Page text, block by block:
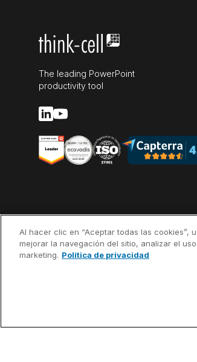
The leading PowerPoint
productivity tool
Al hacer clic en “Aceptar todas las cookies”,
mejorar la navegación del sitio, analizar el
marketing. Política de privacidad